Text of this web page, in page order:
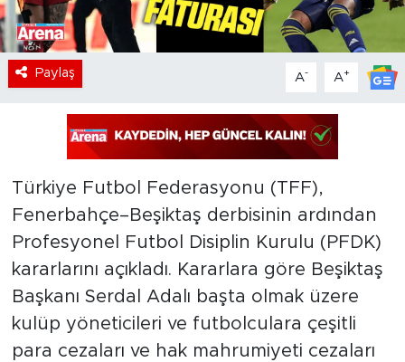
Paylaş A- A+
Türkiye Futbol Federasyonu (TFF),
Fenerbahçe–Beşiktaş derbisinin ardından
Profesyonel Futbol Disiplin Kurulu (PFDK)
kararlarını açıkladı. Kararlara göre Beşiktaş
Başkanı Serdal Adalı başta olmak üzere
kulüp yöneticileri ve futbolculara çeşitli
para cezaları ve hak mahrumiyeti cezaları